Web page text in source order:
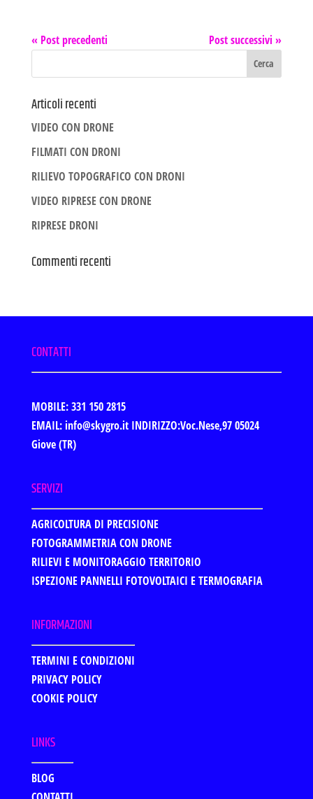
« Post precedenti Post successivi »
Articoli recenti
VIDEO CON DRONE
FILMATI CON DRONI
RILIEVO TOPOGRAFICO CON DRONI
VIDEO RIPRESE CON DRONE
RIPRESE DRONI
Commenti recenti
CONTATTI
MOBILE: 331 150 2815
EMAIL: info@skygro.it INDIRIZZO:Voc.Nese,97 05024
Giove (TR)
SERVIZI
AGRICOLTURA DI PRECISIONE
FOTOGRAMMETRIA CON DRONE
RILIEVI E MONITORAGGIO TERRITORIO
ISPEZIONE PANNELLI FOTOVOLTAICI E TERMOGRAFIA
INFORMAZIONI
TERMINI E CONDIZIONI
PRIVACY POLICY
COOKIE POLICY
LINKS
BLOG